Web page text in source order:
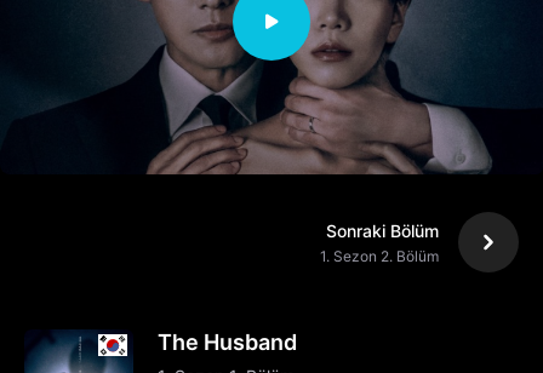
Sonraki Bölüm
1. Sezon 2. Bölüm
The Husband